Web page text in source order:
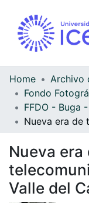
Home
FFDO - Buga
Nueva era
Valle del